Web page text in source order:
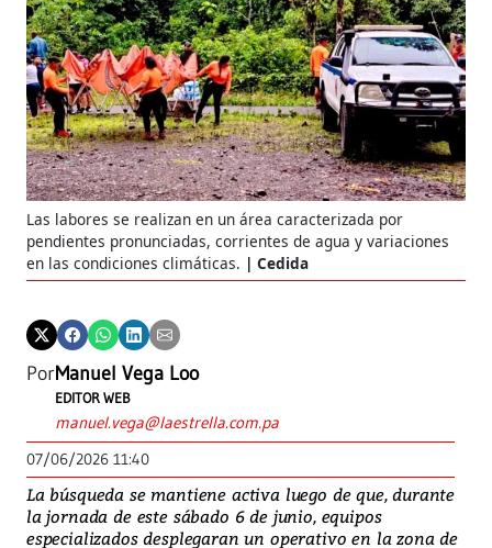
Las labores se realizan en un área caracterizada por
pendientes pronunciadas, corrientes de agua y variaciones
en las condiciones climáticas.
Cedida
PorManuel Vega Loo
EDITOR WEB
manuel.vega@laestrella.com.pa
07/06/2026 11:40
La búsqueda se mantiene activa luego de que, durante
la jornada de este sábado 6 de junio, equipos
especializados desplegaran un operativo en la zona de